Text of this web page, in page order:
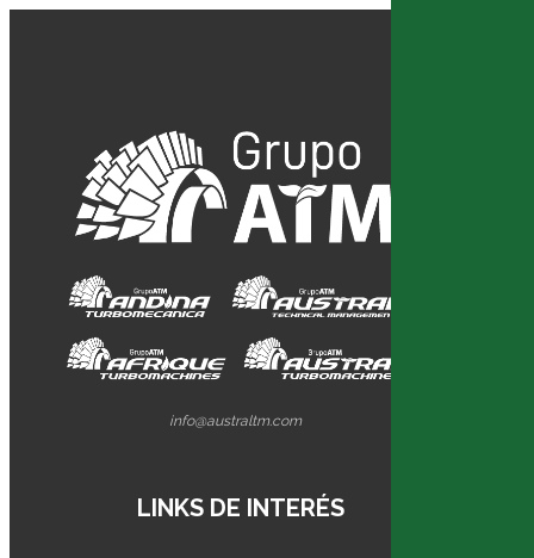
info@australtm.com
LINKS DE INTERÉS